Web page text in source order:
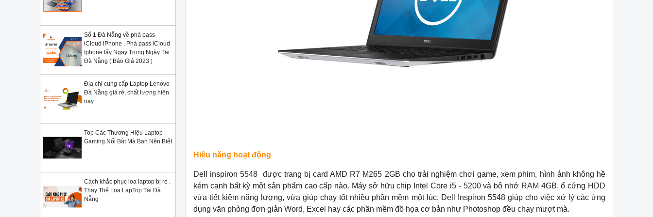
Số 1 Đà Nẵng về phá pass
iCloud iPhone . Phá pass iCloud
Iphone lấy Ngay Trong Ngày Tại
Đà Nẵng ( Báo Giá 2023 )
Địa chỉ cung cấp Laptop Lenovo
Đà Nẵng giá rẻ, chất lượng hiện
nay
Top Các Thương Hiệu Laptop
Gaming Nổi Bật Mà Bạn Nên Biết
Cách khắc phục loa laptop bị rè .
Thay Thế Loa LapTop Tại Đà
Nẵng
Hiệu năng hoạt động
Dell inspiron 5548 được trang bị card AMD R7 M265 2GB cho trải nghiệm chơi game, xem phim, hình ảnh không hề
kém cạnh bất kỳ một sản phẩm cao cấp nào. Máy sở hữu chip Intel Core i5 - 5200 và bộ nhớ RAM 4GB, ổ cứng HDD
vừa tiết kiệm năng lượng, vừa giúp chạy tốt nhiều phần mềm một lúc. Dell Inspiron 5548 giúp cho việc xử lý các ứng
dụng văn phòng đơn giản Word, Excel hay các phần mềm đồ họa cơ bản như Photoshop đều chạy mượt mà.